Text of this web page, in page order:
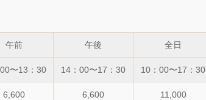
午前 午後 全日
〜13：30 14：00〜17：30 10：00〜17：30
6,600 6,600 11,000